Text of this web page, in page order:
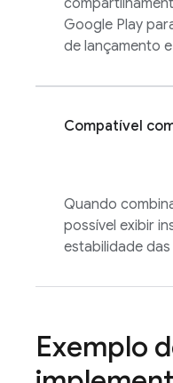
Google Play
de lançamento
Compatível
Quando
possível exibir
estabilidade
Exemplo